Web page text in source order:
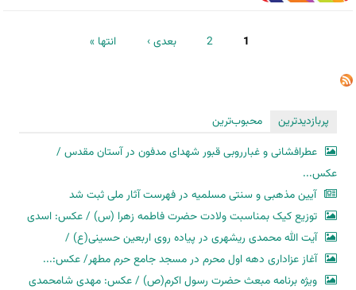
1
2 بعدی › انتها »
پربازدیدترین
محبوب‌ترین
عطرافشانی و غبارروبی قبور شهدای مدفون در آستان مقدس /
عکس...
آیین مذهبی و سنتی مسلمیه در فهرست آثار ملی ثبت شد
توزیع کیک بمناسبت ولادت حضرت فاطمه زهرا (س) / عکس: اسدی
آیت الله محمدی ریشهری در پیاده روی اربعین حسینی(ع) /
آغاز عزاداری دهه اول محرم در مسجد جامع حرم مطهر/ عکس:...
ویژه برنامه مبعث حضرت رسول اکرم(ص) / عکس: مهدی شامحمدی